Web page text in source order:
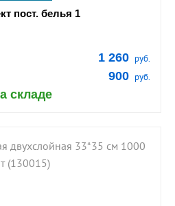
пост. белья 1
1 260 руб.
900 руб.
складе
В КОРЗИНУ